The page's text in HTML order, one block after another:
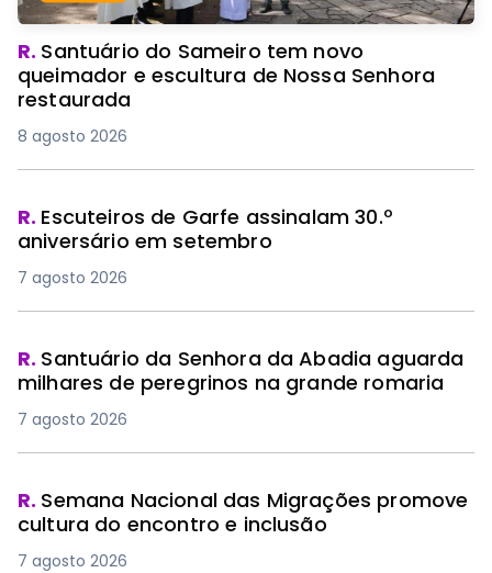
R. Santuário do Sameiro tem novo
queimador e escultura de Nossa Senhora
restaurada
8 agosto 2026
R. Escuteiros de Garfe assinalam 30.º
aniversário em setembro
7 agosto 2026
R. Santuário da Senhora da Abadia aguarda
milhares de peregrinos na grande romaria
7 agosto 2026
R. Semana Nacional das Migrações promove
cultura do encontro e inclusão
7 agosto 2026